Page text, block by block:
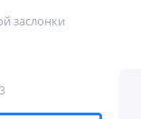
заслонки